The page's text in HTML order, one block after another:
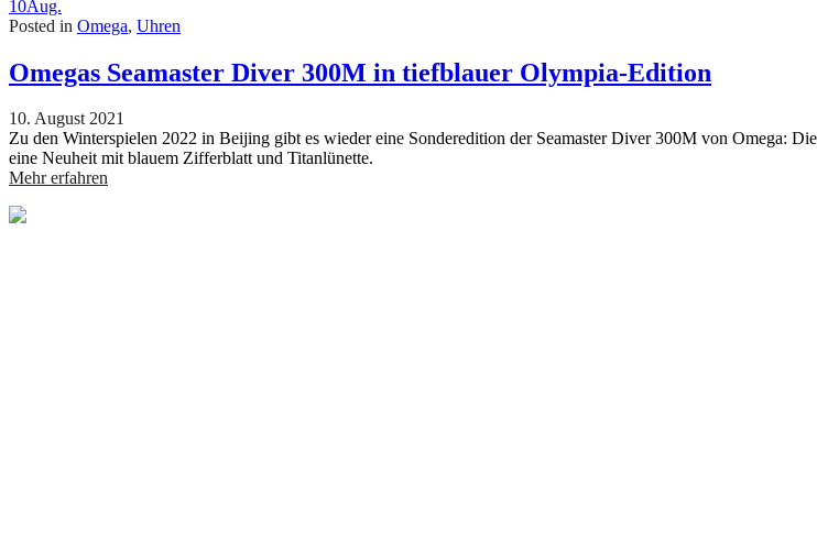
10Aug.
Posted in Omega, Uhren
Omegas Seamaster Diver 300M in tiefblauer Olympia-Edition
10. August 2021
Zu den Winterspielen 2022 in Beijing gibt es wieder eine Sonderedition der Seamaster Diver 300M von Omega:
eine Neuheit mit blauem Zifferblatt und Titanlünette.
Mehr erfahren